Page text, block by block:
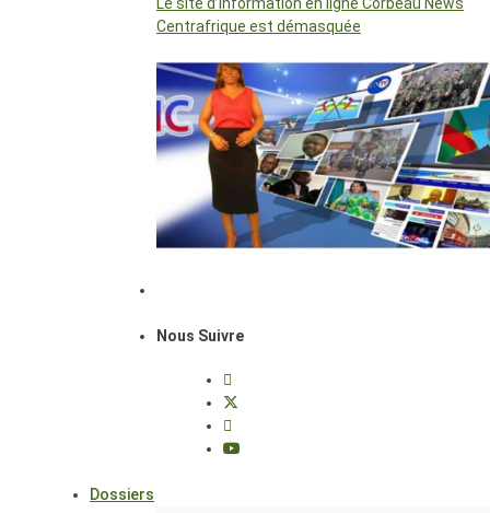
Le site d’information en ligne Corbeau News
Centrafrique est démasquée
Nous Suivre
Dossiers